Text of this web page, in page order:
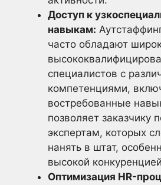
Доступ к
навыкам:
часто обладают
специалистов с
компетенциями,
востребованные
позволяет заказчику
экспертам, которых
нанять в штат,
высокой
Оптимизация HR-